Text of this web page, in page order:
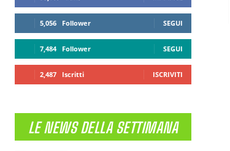
5,056 Follower SEGUI
7,484 Follower SEGUI
2,487 Iscritti ISCRIVITI
LE NEWS DELLA SETTIMANA